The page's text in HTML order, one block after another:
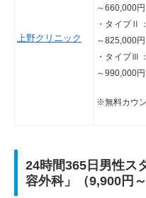
上野クリニック
～660,000円
・タイプⅡ
～825,000円
・タイプⅢ
～990,000円
※無料カウ
24時間365日男性ス
容外科」（9,900円～